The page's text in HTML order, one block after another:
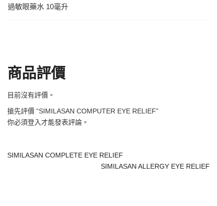
過敏眼藥水 10毫升
商品評價
目前沒有評價。
搶先評價 “SIMILASAN COMPUTER EYE RELIEF”
你必須登入才能發表評論。
SIMILASAN COMPLETE EYE RELIEF
SIMILASAN ALLERGY EYE RELIEF